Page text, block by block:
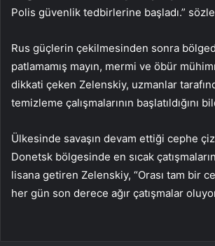
Polis güvenlik tedbirlerine başladı.”
Rus güçlerin çekilmesinden sonra
patlamamış mayın, mermi ve öbür
dikkati çeken Zelenskiy, uzmanlar
temizleme çalışmalarının başlatıldığını
Ülkesinde savaşın devam ettiği cephe
Donetsk bölgesinde en sıcak
lisana getiren Zelenskiy, “Orası tam bir
her gün son derece ağır çatışmalar